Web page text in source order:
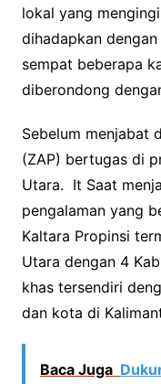
lokal yang
dihadapkan
sempat beberapa
diberondong
Sebelum menjabat
(ZAP) bertugas di
Utara. It Saat
pengalaman yang
Kaltara Propinsi
Utara dengan 4
khas tersendiri
dan kota di
Baca Juga